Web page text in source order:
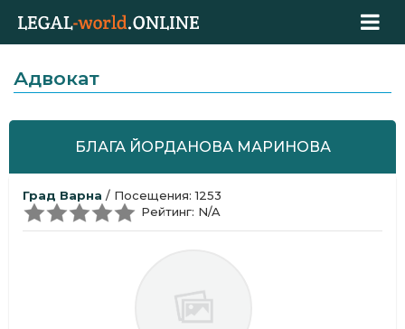
Адвокат
БЛАГА ЙОРДАНОВА МАРИНОВА
Град Варна / Посещения: 1253
Рейтинг: N/A